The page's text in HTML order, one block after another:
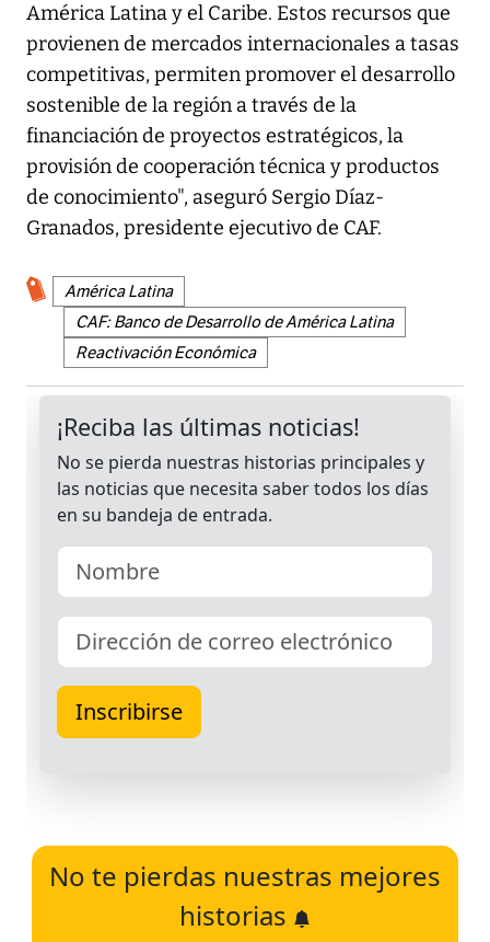
América Latina y el Caribe. Estos recursos que
provienen de mercados internacionales a tasas
competitivas, permiten promover el desarrollo
sostenible de la región a través de la
financiación de proyectos estratégicos, la
provisión de cooperación técnica y productos
de conocimiento", aseguró Sergio Díaz-
Granados, presidente ejecutivo de CAF.
América Latina
CAF: Banco de Desarrollo de América Latina
Reactivación Económica
No te pierdas nuestras mejores
historias